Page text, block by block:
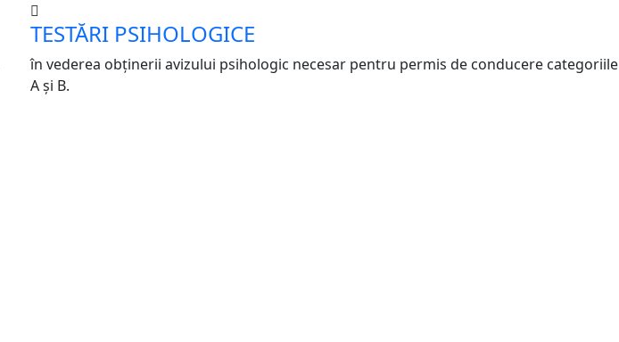
TESTĂRI PSIHOLOGICE
în vederea obținerii avizului psihologic necesar pentru permis de conducere categoriile
A și B.